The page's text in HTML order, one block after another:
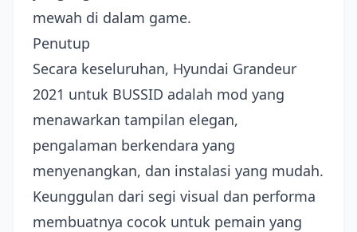
mewah di dalam game.
Penutup
Secara keseluruhan, Hyundai Grandeur
2021 untuk BUSSID adalah mod yang
menawarkan tampilan elegan,
pengalaman berkendara yang
menyenangkan, dan instalasi yang mudah.
Keunggulan dari segi visual dan performa
membuatnya cocok untuk pemain yang